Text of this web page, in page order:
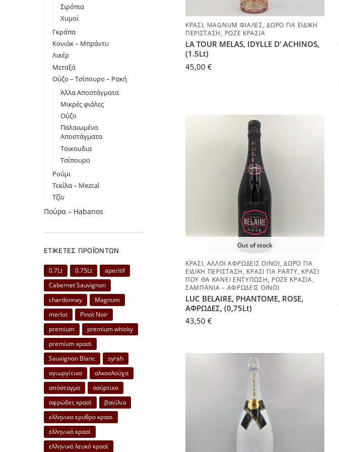
ΚΡΑΣΊ, MAGNUM ΦΙΆΛΕΣ,ΔΏΡΟ ΓΙΑ ΕΙΔΙΚΉ
ΠΕΡΊΣΤΑΣΗ , ΡΟΖΈ ΚΡΑΣΙΆ
LA TOUR MELAS, IDYLLE D’ ACHINOS,
(1.5Lt)
45,00 €
Out of stock
ΚΡΑΣΊ ΆΛΛΟΙ ΑΦΡΏΔΕΙΣ ΟΊΝΟΙ ,ΔΏΡΟ ΓΙΑ
ΕΙΔΙΚΉ ΠΕΡΊΣΤΑΣΗ
ΚΡΑΣΊ ΓΙΑ PARTY ΚΡΑΣΊ
ΠΟΥ ΘΑ ΚΆΝΕΙ ΕΝΤΎΠΩΣΗ
ΡΟΖΈ ΚΡΑΣΙΆ
ΣΑΜΠΆΝΙΑ – ΑΦΡΏΔΕΙΣ ΟΊΝΟΙ
LUC BELAIRE, PHANTOME, ROSE,
ΑΦΡΩΔΕΣ, (0,75Lt)
43,50 €
Σιρόπια
Χυμοί
Γκράπα
Κονιάκ – Μπράντυ
Λικέρ
Μεταξά
Ούζο – Τσίπουρο – Ρακή
Άλλα Αποστάγματα
Μικρές φιάλες
Ούζο
Παλαιωμένα
Αποστάγματα
Τσικουδια
Τσίπουρο
Ρούμι
Τεκίλα – Mezcal
Τζίν
Πούρα – Habanos
ΕΤΙΚΈΤΕΣ ΠΡΟΪΌΝΤΩΝ
0.7Lt 0.75Lt
aperitif
Cabernet Sauvignon
chardonnay
Magnum
merlot
Pinot Noir
premium
premium whisky
premium κρασί
Sauvignon Blanc
syrah
αγιωργίτικο
αλκοολούχα
απόσταγμα
ασύρτικο
αφρώδες κρασί
βανίλια
ελληνικο ερυθρο κρασι
ελληνικό κρασί
ελληνικό λευκό κρασί